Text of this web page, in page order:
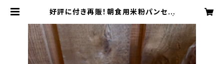
好評に付き再販！朝食用米粉パンセッ
CUBREAD